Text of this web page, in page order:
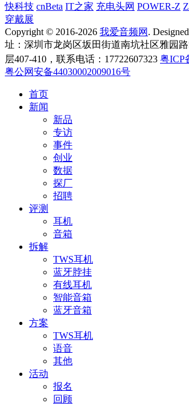
快科技 cnBeta IT之家 充电头网 POWER-Z
穿戴展
Copyright © 2016-2026 我爱音频网 .
址：深圳市龙岗区坂田街道南坑社区雅园
层407-410，联系电话：17722607323 粤ICP
粤公网安备44030002009016号
首页
新闻
新品
专访
事件
创业
数据
探厂
招聘
评测
耳机
音箱
拆解
TWS耳机
蓝牙脖挂
有线耳机
智能音箱
蓝牙音箱
方案
TWS耳机
语音
其他
活动
报名
回顾